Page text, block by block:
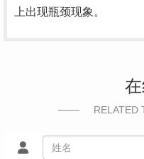
上出现瓶颈现象。
RELATED